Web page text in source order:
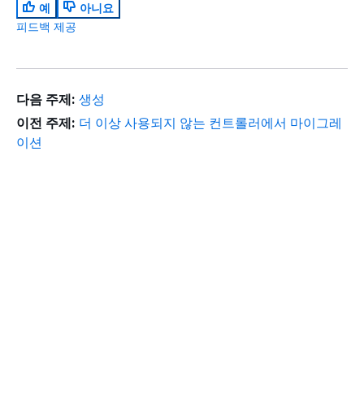
예
아니요
피드백 제공
다음 주제: 생성
이전 주제: 더 이상 사용되지 않는 컨트롤러에서 마이그레
이션